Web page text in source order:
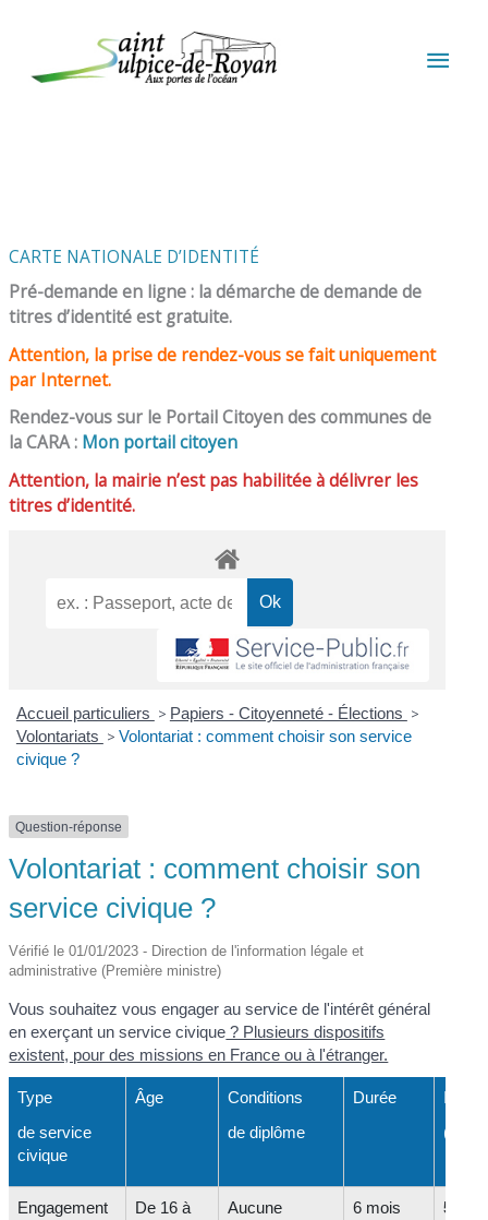
CARTE NATIONALE D’IDENTITÉ
Pré-demande en ligne : la démarche de demande de
titres d’identité est gratuite.
Attention, la prise de rendez-vous se fait uniquement
par Internet.
Rendez-vous sur le Portail Citoyen des communes de
la CARA : Mon portail citoyen
Attention, la mairie n’est pas habilitée à délivrer les
titres d’identité.
Accueil particuliers > Papiers - Citoyenneté - Élections >
Volontariats > Volontariat : comment choisir son service
civique ?
Question-réponse
Volontariat : comment choisir son
service civique ?
Vérifié le 01/01/2023 - Direction de l'information légale et
administrative (Première ministre)
Vous souhaitez vous engager au service de l'intérêt général
en exerçant un service civique ? Plusieurs dispositifs
existent, pour des missions en France ou à l'étranger.
Type
de service
civique
Âge
Conditions
de diplôme
Durée
Engagement
De 16 à
Aucune
6 mois